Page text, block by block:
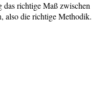
richtige Maß zwischen
also die richtige Methodik.